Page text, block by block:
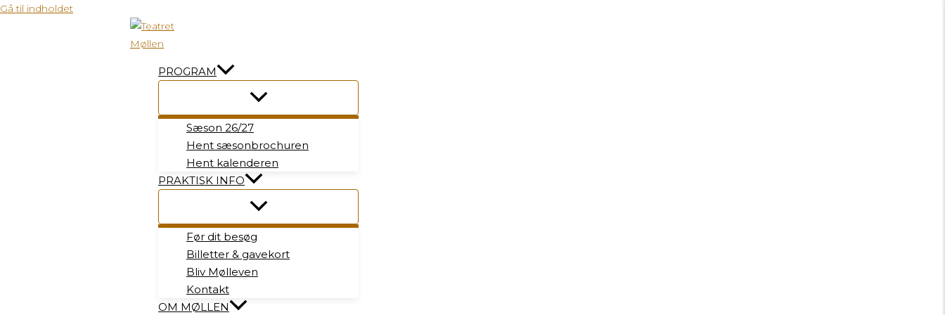
Gå til indholdet
PROGRAM
Sæson 26/27
Hent sæsonbrochuren
Hent kalenderen
PRAKTISK INFO
Før dit besøg
Billetter & gavekort
Bliv Mølleven
Kontakt
OM MØLLEN